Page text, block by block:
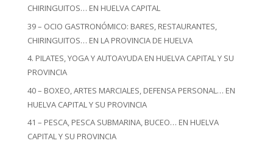
CHIRINGUITOS… EN HUELVA CAPITAL
39 – OCIO GASTRONÓMICO: BARES, RESTAURANTES,
CHIRINGUITOS… EN LA PROVINCIA DE HUELVA
4. PILATES, YOGA Y AUTOAYUDA EN HUELVA CAPITAL Y SU
PROVINCIA
40 – BOXEO, ARTES MARCIALES, DEFENSA PERSONAL… EN
HUELVA CAPITAL Y SU PROVINCIA
41 – PESCA, PESCA SUBMARINA, BUCEO… EN HUELVA
CAPITAL Y SU PROVINCIA